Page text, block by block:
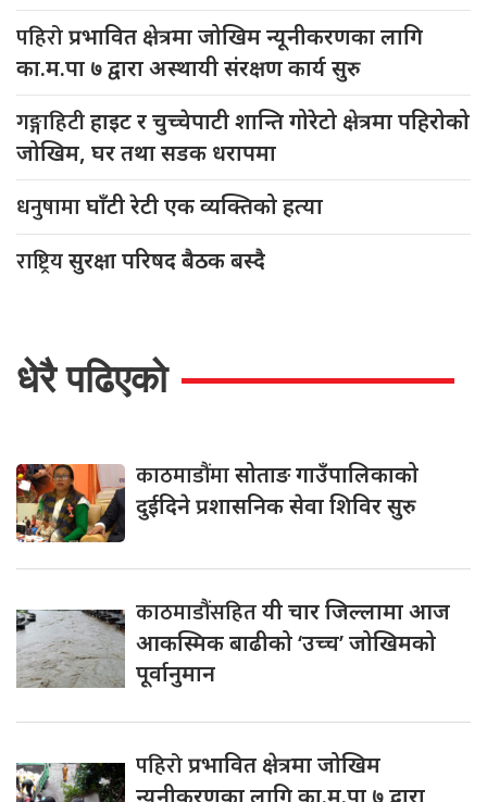
पहिरोप्रभावित क्षेत्रमा जोखिम न्यूनीकरणका लागि
का.म.पा ७ द्वारा अस्थायी संरक्षण कार्य सुरु
गङ्गाहिटीहाइट र चुच्चेपाटी शान्ति गोरेटो क्षेत्रमा पहिरोको
जोखिम, घर तथा सडक धरापमा
धनुषामाघाँटी रेटी एक व्यक्तिको हत्या
राष्ट्रियसुरक्षा परिषद बैठक बस्दै
धेरै पढिएको
काठमाडौंमासोताङ गाउँपालिकाको
दुईदिने प्रशासनिक सेवा शिविर सुरु
काठमाडौंसहितयी चार जिल्लामा आज
आकस्मिक बाढीको ‘उच्च’ जोखिमको
पूर्वानुमान
पहिरोप्रभावित क्षेत्रमा जोखिम